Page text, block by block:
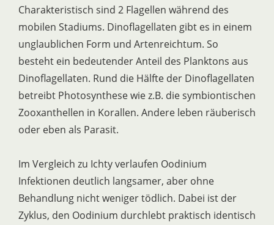
Charakteristisch sind 2 Flagellen während des
mobilen Stadiums. Dinoflagellaten gibt es in einem
unglaublichen Form und Artenreichtum. So
besteht ein bedeutender Anteil des Planktons aus
Dinoflagellaten. Rund die Hälfte der Dinoflagellaten
betreibt Photosynthese wie z.B. die symbiontischen
Zooxanthellen in Korallen. Andere leben räuberisch
oder eben als Parasit.
Im Vergleich zu Ichty verlaufen Oodinium
Infektionen deutlich langsamer, aber ohne
Behandlung nicht weniger tödlich. Dabei ist der
Zyklus, den Oodinium durchlebt praktisch identisch